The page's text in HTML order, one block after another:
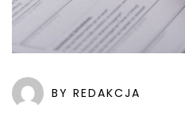
BY REDAKCJA